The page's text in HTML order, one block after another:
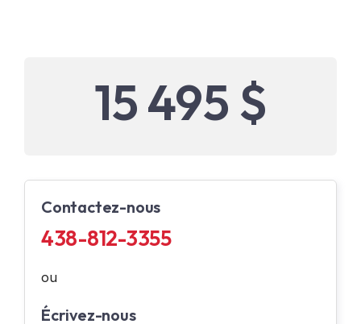
15 495 $
Contactez-nous
438-812-3355
ou
Écrivez-nous